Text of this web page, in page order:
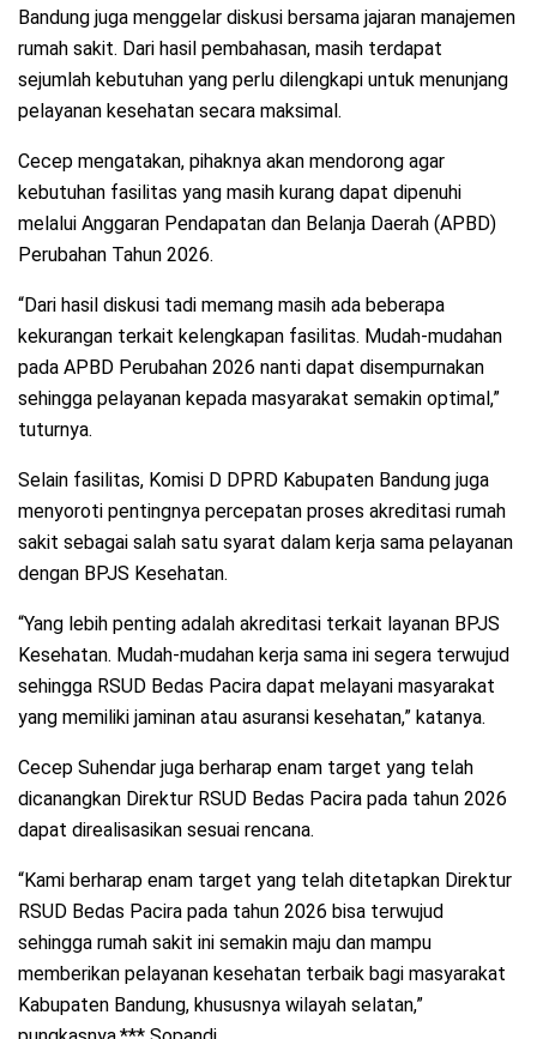
Bandung juga menggelar diskusi bersama jajaran manajemen
rumah sakit. Dari hasil pembahasan, masih terdapat
sejumlah kebutuhan yang perlu dilengkapi untuk menunjang
pelayanan kesehatan secara maksimal.
Cecep mengatakan, pihaknya akan mendorong agar
kebutuhan fasilitas yang masih kurang dapat dipenuhi
melalui Anggaran Pendapatan dan Belanja Daerah (APBD)
Perubahan Tahun 2026.
“Dari hasil diskusi tadi memang masih ada beberapa
kekurangan terkait kelengkapan fasilitas. Mudah-mudahan
pada APBD Perubahan 2026 nanti dapat disempurnakan
sehingga pelayanan kepada masyarakat semakin optimal,”
tuturnya.
Selain fasilitas, Komisi D DPRD Kabupaten Bandung juga
menyoroti pentingnya percepatan proses akreditasi rumah
sakit sebagai salah satu syarat dalam kerja sama pelayanan
dengan BPJS Kesehatan.
“Yang lebih penting adalah akreditasi terkait layanan BPJS
Kesehatan. Mudah-mudahan kerja sama ini segera terwujud
sehingga RSUD Bedas Pacira dapat melayani masyarakat
yang memiliki jaminan atau asuransi kesehatan,” katanya.
Cecep Suhendar juga berharap enam target yang telah
dicanangkan Direktur RSUD Bedas Pacira pada tahun 2026
dapat direalisasikan sesuai rencana.
“Kami berharap enam target yang telah ditetapkan Direktur
RSUD Bedas Pacira pada tahun 2026 bisa terwujud
sehingga rumah sakit ini semakin maju dan mampu
memberikan pelayanan kesehatan terbaik bagi masyarakat
Kabupaten Bandung, khususnya wilayah selatan,”